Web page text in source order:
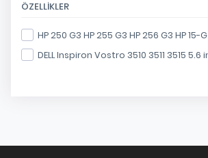
ÖZELLIKLER
HP 250 G3 HP 255 G3 HP 256 G3 HP 15-G
DELL Inspiron Vostro 3510 3511 3515 5.6